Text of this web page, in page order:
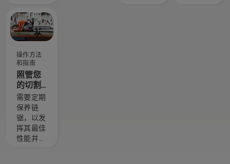
选了一组
技艺精湛
且备受尊
使。他们
就是我们
的 H 团
队。他们
也是我们
要求最苛
刻的用
户。
操作方法
和指南
照管您
的切割
设备
需要定期
保养链
锯，以发
挥其最佳
性能并延